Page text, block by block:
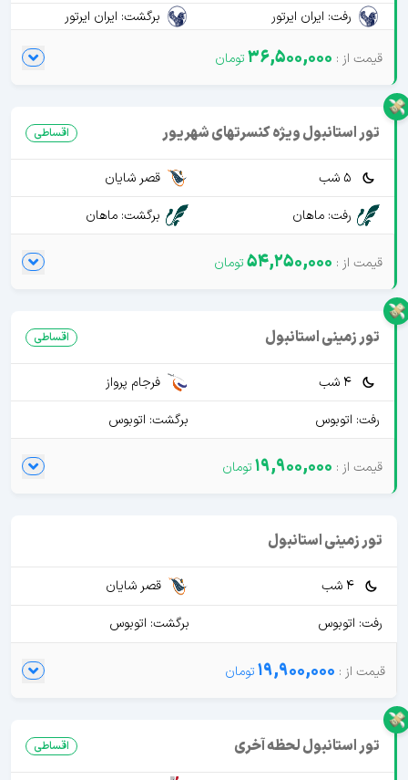
رفت: ایران ایرتور برگشت: ایران ایرتور
36,500,000
تور استانبول ویژه کنسرتهای شهریور اقساطی
5 شب
قصر شایان
رفت: ماهان
برگشت: ماهان
54,250,000
تور زمینی استانبول اقساطی
4 شب
فرجام پرواز
رفت: اتوبوس
برگشت: اتوبوس
19,900,000
تور زمینی استانبول
4 شب
قصر شایان
رفت: اتوبوس
برگشت: اتوبوس
19,900,000
تور استانبول لحظه آخری اقساطی